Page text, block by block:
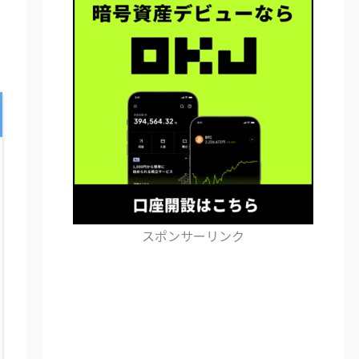
スポンサーリンク